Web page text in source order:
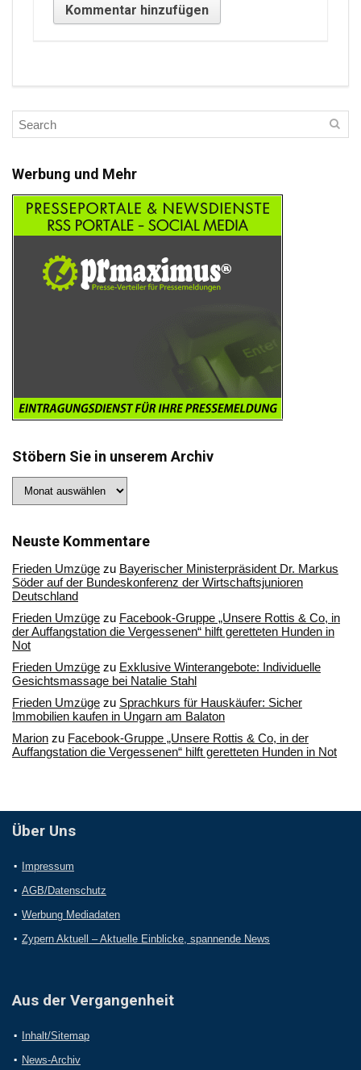
Werbung und Mehr
Stöbern Sie in unserem Archiv
Sie
Archiv
Neuste Kommentare
Frieden Umzüge zu Bayerischer Ministerpräsident Dr. Markus
Söder auf der Bundeskonferenz der Wirtschaftsjunioren
Deutschland
Frieden Umzüge zu Facebook-Gruppe „Unsere Rottis & Co, in
der Auffangstation die Vergessenen“ hilft geretteten Hunden in
Not
Frieden Umzüge zu Exklusive Winterangebote: Individuelle
Gesichtsmassage bei Natalie Stahl
Frieden Umzüge zu Sprachkurs für Hauskäufer: Sicher
Immobilien kaufen in Ungarn am Balaton
Marion zu Facebook-Gruppe „Unsere Rottis & Co, in der
Auffangstation die Vergessenen“ hilft geretteten Hunden in Not
Über Uns
Impressum
AGB/Datenschutz
Werbung Mediadaten
Zypern Aktuell – Aktuelle Einblicke, spannende News
Aus der Vergangenheit
Inhalt/Sitemap
News-Archiv